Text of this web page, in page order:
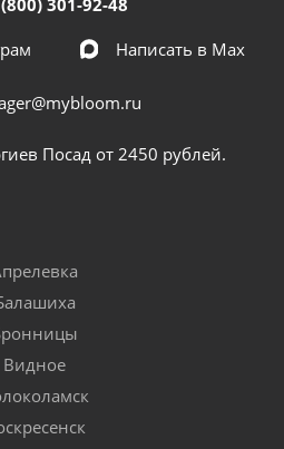
Написать в Мах
Посад от 2450 рублей.
Видное